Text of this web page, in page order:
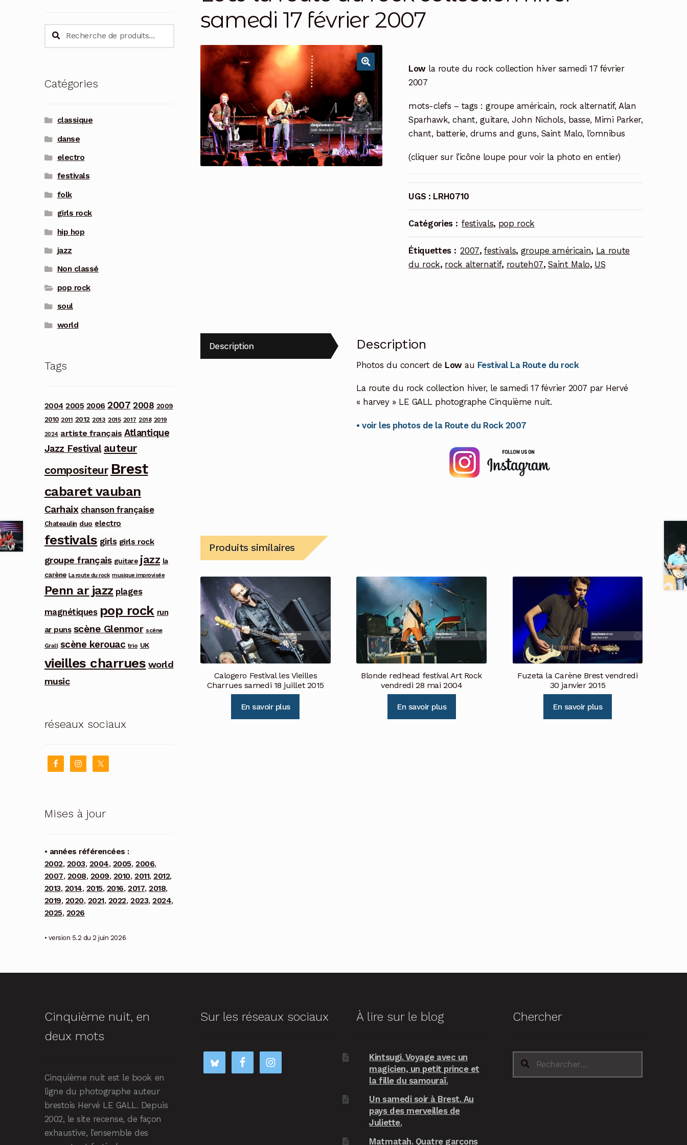
samedi 17 février 2007
Lowla route du rock collection hiver samedi 17 février
2007
mots-clefs – tags : groupe américain, rock alternatif, Alan
Sparhawk, chant, guitare, John Nichols, basse, Mimi Parker,
chant, batterie, drums and guns, Saint Malo, l’omnibus
(cliquer sur l’icône loupe pour voir la photo en entier)
UGS : LRH0710
Catégories : festivals, pop rock
Étiquettes : 2007,festivals, groupe américain, La route
du rock, rock alternatif, routeh07,Saint Malo, US
Description Description
Photos du concert de Lowau Festival La Route du rock
La route du rock collection hiver, le samedi 17 février 2007 par Hervé
« harvey » LE GALL photographe Cinquième nuit.
• voir les photos de la Route du Rock 2007
Produits similaires
Calogero Festival les Vieilles
Charrues samedi 18 juillet 2015
En savoir plus
Blonde redhead festival Art Rock
vendredi 28 mai 2004
En savoir plus
Fuzeta la Carène Brest vendredi
30 janvier 2015
En savoir plus
Recherche
pour :
Recherche
Catégories
classique
danse
electro
festivals
folk
girls rock
hip hop
jazz
Non classé
pop rock
soul
world
Tags
2004 2005 2006 2007 2008 2009
2010 2011 2012 2013 2015 2017 2018 2019
2024 artiste français Atlantique
Jazz Festival auteur
compositeur Brest
cabaret vauban
Carhaix chanson française
Chateaulin duo electro
festivals girls girls rock
groupe français guitare jazz la
carène La route du rock musique improvisée
Penn ar jazz plages
magnétiques pop rock run
ar puns scène Glenmor scène
Grall scène kerouac trio UK
vieilles charrues world
music
réseaux sociaux
Mises à jour
• années référencées :
2002, 2003, 2004, 2005, 2006,
2007, 2008, 2009, 2010, 2011,2012,
2013, 2014, 2015, 2016, 2017,2018,
2019, 2020, 2021, 2022, 2023,2024,
2025, 2026
• version 5.2 du 2 juin 2026
Cinquième nuit, en
deux mots
Cinquième nuit est le book en
ligne du photographe auteur
brestois Hervé LE GALL. Depuis
2002, le site recense, de façon
exhaustive, l’ensemble des
Sur les réseaux sociaux À lire sur le blog
Kintsugi. Voyage avec un
magicien, un petit prince et
la fille du samouraï.
Un samedi soir à Brest. Au
pays des merveilles de
Juliette.
Matmatah. Quatre garçons
Chercher
Rechercher :